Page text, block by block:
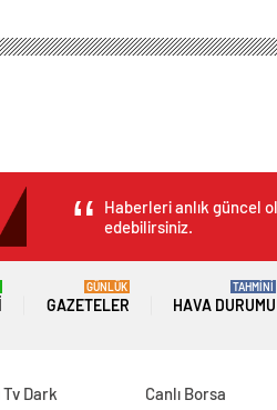
Haberleri anlık güncel
edebilirsiniz.
GAZETELER
GÜNLÜK
HAVA DURUMU
TAHMİNİ
Tv Dark Canlı Borsa